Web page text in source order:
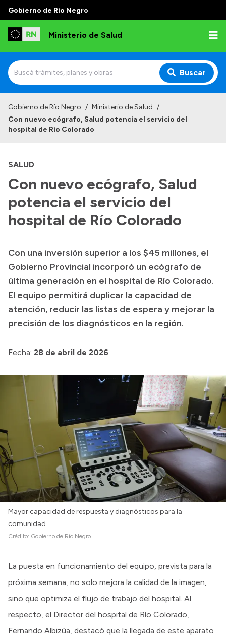
Gobierno de Río Negro
Ministerio de Salud
Buscar
Institucional
Autoridades
Consejos locales
Transparencia
Boletín Oficial
Compras y licitaciones
Consulta de expedientes
Consulta de pago a proveedores
Convocatorias
Gobierno de Río Negro / Ministerio de Salud /
Con nuevo ecógrafo, Salud potencia el servicio del
hospital de Río Colorado
SALUD
Con nuevo ecógrafo, Salud
potencia el servicio del
hospital de Río Colorado
Con una inversión superior a los $45 millones, el
Gobierno Provincial incorporó un ecógrafo de
última generación en el hospital de Río Colorado.
El equipo permitirá duplicar la capacidad de
atención, reducir las listas de espera y mejorar la
precisión de los diagnósticos en la región.
Fecha: 28 de abril de 2026
Mayor capacidad de respuesta y diagnósticos para la
comunidad.
Crédito: Gobierno de Río Negro
La puesta en funcionamiento del equipo, prevista para la
próxima semana, no solo mejora la calidad de la imagen,
sino que optimiza el flujo de trabajo del hospital. Al
respecto, el Director del hospital de Río Colorado,
Fernando Albizúa, destacó que la llegada de este aparato